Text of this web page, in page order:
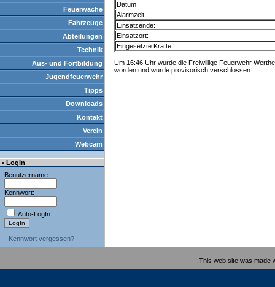
Feuerwache
Fahrzeuge
Abteilungen
Technik
Aus- und Fortbildung
Jugendfeuerwehr
Tipps
Downloads
Kontakt
Verein
Webcam
• LogIn
Benutzername:
Kennwort:
Auto-LogIn
- Kennwort vergessen?
Datum:
Alarmzeit:
Einsatzende:
Einsatzort:
Eingesetzte Kräfte
Um 16:46 Uhr wurde die Freiwillige Feuerwehr
worden und wurde provisorisch verschlossen.
This web site was made